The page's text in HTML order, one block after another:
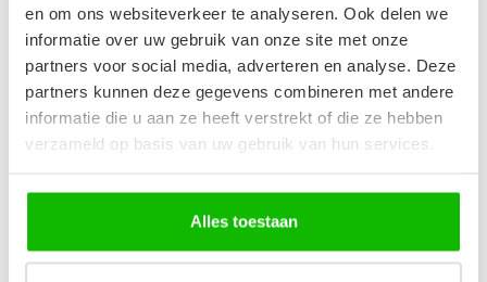
en om ons websiteverkeer te analyseren. Ook delen we
informatie over uw gebruik van onze site met onze
partners voor social media, adverteren en analyse. Deze
partners kunnen deze gegevens combineren met andere
informatie die u aan ze heeft verstrekt of die ze hebben
verzameld op basis van uw gebruik van hun services.
Alles toestaan
als ik niet aan de voorwaarden
voldoe?
Het kan gebeuren dat je het product niet binnen de eerste 60
dagen hebt kunnen bekijken en het alsnog wilt retourneren.
Neem in dit geval contact met ons op. Badplaats behoudt zich
Mocht je twijfelen of vragen hebben, neem dan contact op via